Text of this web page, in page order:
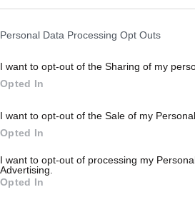
Personal Data Processing Opt Outs
I want to opt-out of the Sharing of my
Opted In
I want to opt-out of the Sale of my Personal
Opted In
I want to opt-out of processing my
Advertising.
Opted In